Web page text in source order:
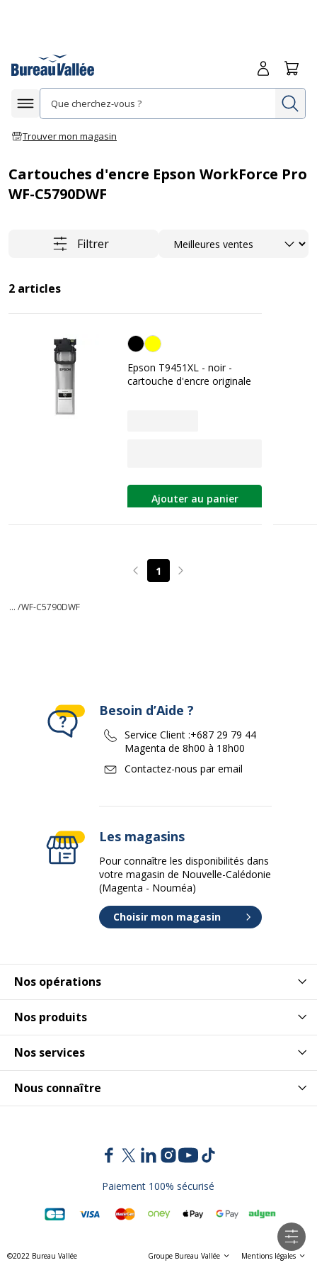
Afficher la navigation
Trouver mon magasin
Me
Cartouches d'encre Epson WorkForce Pro
WF-C5790DWF
Filtrer Trier
2 articles
Noir
Epson T9451XL - noir -
cartouche d'encre originale
Ajouter au panier
Page précédente
1 Page suivante
... /WF-C5790DWF
Nos opérations
Nos produits
Nos services
Nous connaître
Besoin d’Aide ?
Service Client :+687 29 79 44
Magenta de 8h00 à 18h00
Contactez-nous par email
Les magasins
Pour connaître les disponibilités dans
votre magasin de Nouvelle-Calédonie
(Magenta - Nouméa)
Choisir mon magasin
Paiement 100% sécurisé
©2022 Bureau Vallée Groupe Bureau Vallée Mentions légales